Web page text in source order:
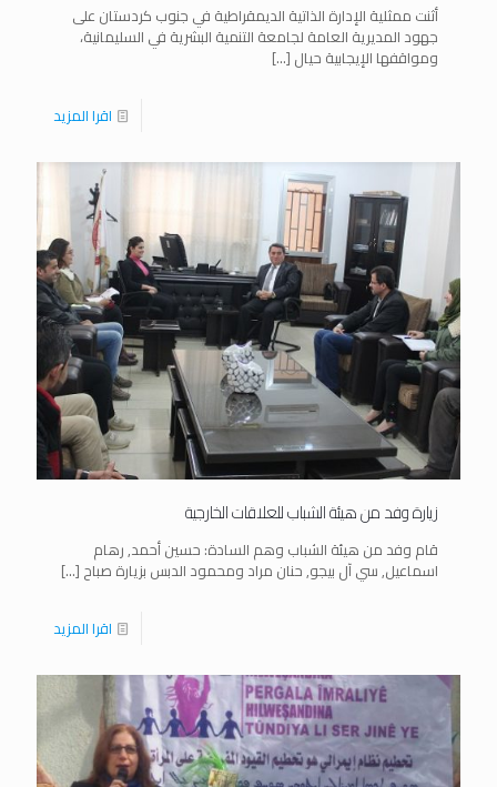
أثنت ممثلية الإدارة الذاتية الديمقراطية في جنوب كردستان على
جهود المديرية العامة لجامعة التنمية البشرية في السليمانية،
ومواقفها الإيجابية حيال […]
اقرا المزيد
زيارة وفد من هيئة الشباب للعلاقات الخارجية
قام وفد من هيئة الشباب وهم السادة: حسين أحمد, رهام
اسماعيل, سي آل بيجو, حنان مراد ومحمود الدبس بزيارة صباح […]
اقرا المزيد